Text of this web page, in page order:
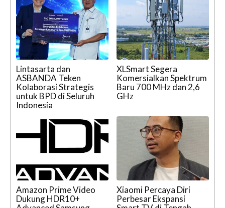
Lintasarta dan
ASBANDA Teken
Kolaborasi Strategis
untuk BPD di Seluruh
Indonesia
XLSmart Segera
Komersialkan Spektrum
Baru 700 MHz dan 2,6
GHz
Amazon Prime Video
Dukung HDR10+
Xiaomi Percaya Diri
Perbesar Ekspansi